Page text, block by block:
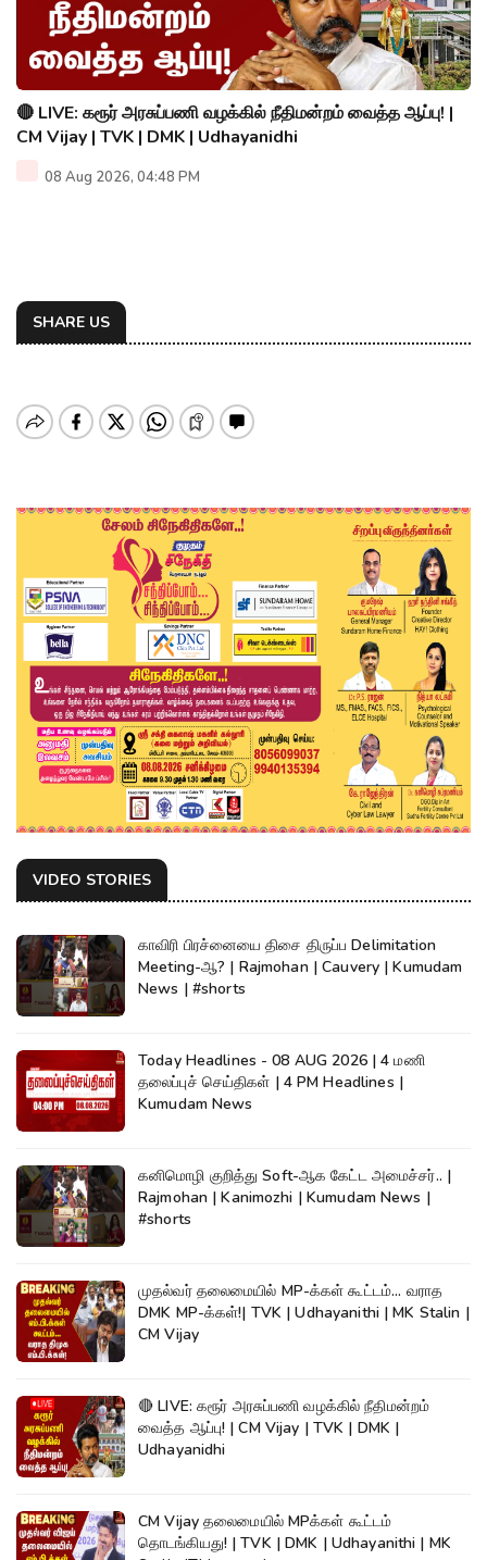
🔴 LIVE: கரூர் அரசுப்பணி வழக்கில் நீதிமன்றம் வைத்த ஆப்பு! |
CM Vijay | TVK | DMK | Udhayanidhi
08 Aug 2026, 04:48 PM
SHARE US
VIDEO STORIES
காவிரி பிரச்னையை திசை திருப்ப Delimitation
Meeting-ஆ? | Rajmohan | Cauvery | Kumudam
News | #shorts
Today Headlines - 08 AUG 2026 | 4 மணி
தலைப்புச் செய்திகள் | 4 PM Headlines |
Kumudam News
கனிமொழி குறித்து Soft-ஆக கேட்ட அமைச்சர்.. |
Rajmohan | Kanimozhi | Kumudam News |
#shorts
முதல்வர் தலைமையில் MP-க்கள் கூட்டம்... வராத
DMK MP-க்கள்!| TVK | Udhayanithi | MK Stalin |
CM Vijay
🔴 LIVE: கரூர் அரசுப்பணி வழக்கில் நீதிமன்றம்
வைத்த ஆப்பு! | CM Vijay | TVK | DMK |
Udhayanidhi
CM Vijay தலைமையில் MPக்கள் கூட்டம்
தொடங்கியது! | TVK | DMK | Udhayanithi | MK